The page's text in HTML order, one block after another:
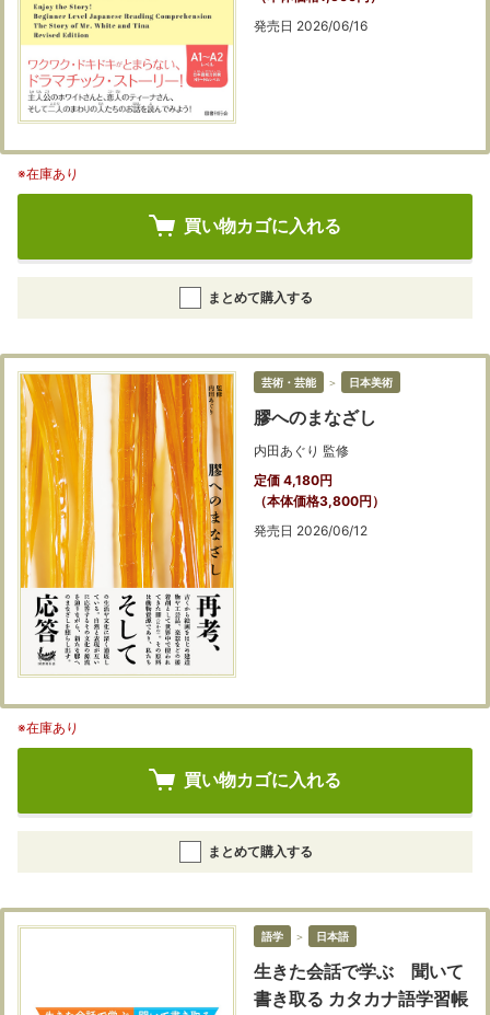
発売日 2026/06/16
※在庫あり
買い物カゴに入れる
まとめて購入する
芸術・芸能 ＞ 日本美術
膠へのまなざし
内田あぐり 監修
定価 4,180円
（本体価格3,800円）
発売日 2026/06/12
※在庫あり
買い物カゴに入れる
まとめて購入する
語学 ＞ 日本語
生きた会話で学ぶ 聞いて
書き取る カタカナ語学習帳